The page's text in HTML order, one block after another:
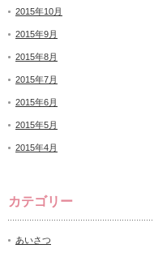
2015年10月
2015年9月
2015年8月
2015年7月
2015年6月
2015年5月
2015年4月
カテゴリー
あいさつ